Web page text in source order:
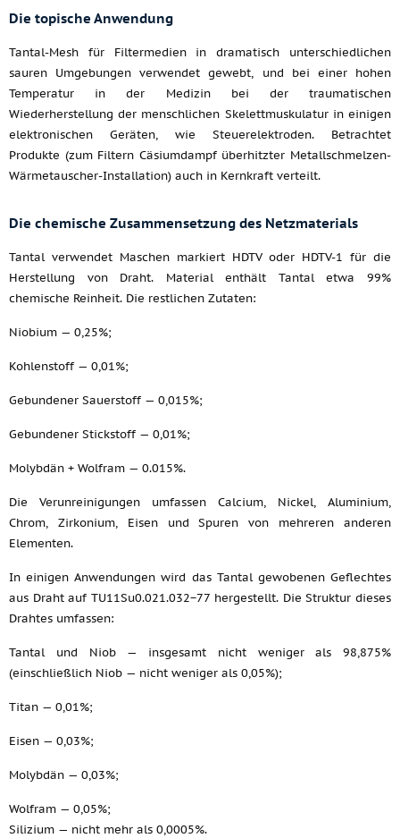
Die topische Anwendung
Tantal-Mesh für Filtermedien in dramatisch unterschiedlichen
sauren Umgebungen verwendet gewebt, und bei einer hohen
Temperatur in der Medizin bei der traumatischen
Wiederherstellung der menschlichen Skelettmuskulatur in einigen
elektronischen Geräten, wie Steuerelektroden. Betrachtet
Produkte (zum Filtern Cäsiumdampf überhitzter Metallschmelzen-
Wärmetauscher-Installation) auch in Kernkraft verteilt.
Die chemische Zusammensetzung des Netzmaterials
Tantal verwendet Maschen markiert HDTV oder HDTV-1 für die
Herstellung von Draht. Material enthält Tantal etwa 99%
chemische Reinheit. Die restlichen Zutaten:
Niobium — 0,25%;
Kohlenstoff — 0,01%;
Gebundener Sauerstoff — 0,015%;
Gebundener Stickstoff — 0,01%;
Molybdän + Wolfram — 0.015%.
Die Verunreinigungen umfassen Calcium, Nickel, Aluminium,
Chrom, Zirkonium, Eisen und Spuren von mehreren anderen
Elementen.
In einigen Anwendungen wird das Tantal gewobenen Geflechtes
aus Draht auf TU11Su0.021.032−77 hergestellt. Die Struktur dieses
Drahtes umfassen:
Tantal und Niob — insgesamt nicht weniger als 98,875%
(einschließlich Niob — nicht weniger als 0,05%);
Titan — 0,01%;
Eisen — 0,03%;
Molybdän — 0,03%;
Wolfram — 0,05%;
Silizium — nicht mehr als 0,0005%.